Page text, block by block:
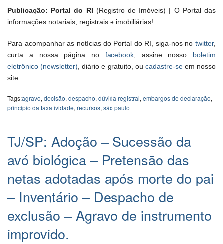
Publicação: Portal do RI (Registro de Imóveis) | O Portal das
informações notariais, registrais e imobiliárias!
Para acompanhar as notícias do Portal do RI, siga-nos no twitter,
curta a nossa página no facebook, assine nosso boletim
eletrônico (newsletter) , diário e gratuito, ou cadastre-seem nosso
site.
Tags:agravo, decisão, despacho, dúvida registral, embargos de declaração,
princípio da taxatividade, recursos, são paulo
TJ/SP: Adoção – Sucessão da
avó biológica – Pretensão das
netas adotadas após morte do pai
– Inventário – Despacho de
exclusão – Agravo de instrumento
improvido.